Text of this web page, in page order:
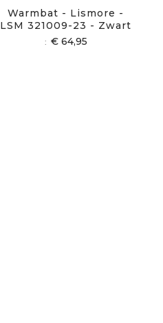
Warmbat - Lismore -
LSM 321009-23 - Zwart
€ 64,95